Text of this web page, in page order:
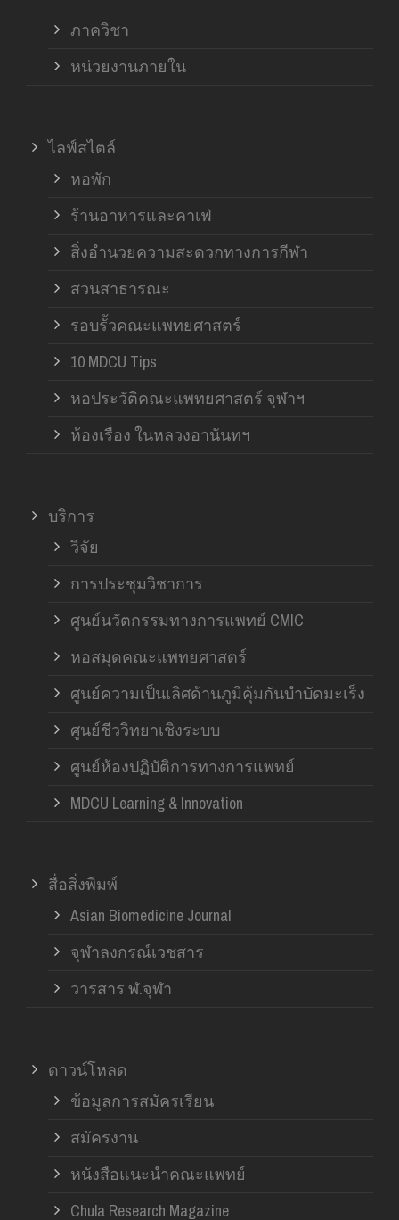
ภาควิชา
หน่วยงานภายใน
ไลฟ์สไตล์
หอพัก
ร้านอาหารและคาเฟ่
สิ่งอำนวยความสะดวกทางการกีฬา
สวนสาธารณะ
รอบรั้วคณะแพทยศาสตร์
10 MDCU Tips
หอประวัติคณะแพทยศาสตร์ จุฬาฯ
ห้องเรื่อง ในหลวงอานันทฯ
บริการ
วิจัย
การประชุมวิชาการ
ศูนย์นวัตกรรมทางการแพทย์ CMIC
หอสมุดคณะแพทยศาสตร์
ศูนย์ความเป็นเลิศด้านภูมิคุ้มกันบำบัดมะเร็ง
ศูนย์ชีววิทยาเชิงระบบ
ศูนย์ห้องปฏิบัติการทางการแพทย์
MDCU Learning & Innovation
สื่อสิ่งพิมพ์
Asian Biomedicine Journal
จุฬาลงกรณ์เวชสาร
วารสาร ฬ.จุฬา
ดาวน์โหลด
ข้อมูลการสมัครเรียน
สมัครงาน
หนังสือแนะนำคณะแพทย์
Chula Research Magazine